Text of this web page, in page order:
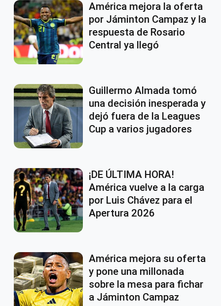
América mejora la oferta
por Jáminton Campaz y la
respuesta de Rosario
Central ya llegó
Guillermo Almada tomó
una decisión inesperada y
dejó fuera de la Leagues
Cup a varios jugadores
¡DE ÚLTIMA HORA!
América vuelve a la carga
por Luis Chávez para el
Apertura 2026
América mejora su oferta
y pone una millonada
sobre la mesa para fichar
a Jáminton Campaz